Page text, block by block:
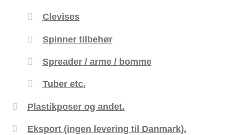
Clevises
Spinner tilbehør
Spreader / arme / bomme
Tuber etc.
Plastikposer og andet.
Eksport (ingen levering til Danmark).